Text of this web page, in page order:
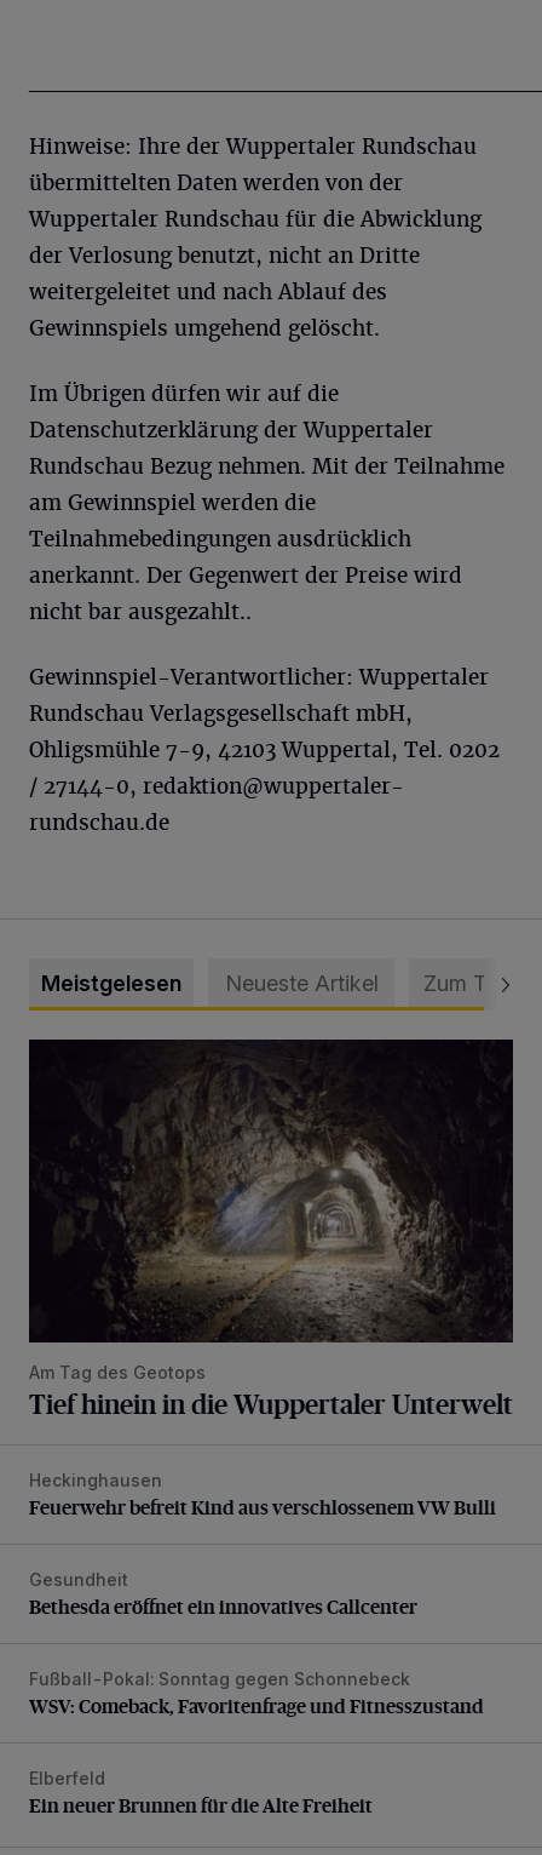
Hinweise: Ihre der Wuppertaler Rundschau
übermittelten Daten werden von der
Wuppertaler Rundschau für die Abwicklung
der Verlosung benutzt, nicht an Dritte
weitergeleitet und nach Ablauf des
Gewinnspiels umgehend gelöscht.
Im Übrigen dürfen wir auf die
Datenschutzerklärung der Wuppertaler
Rundschau Bezug nehmen. Mit der Teilnahme
am Gewinnspiel werden die
Teilnahmebedingungen ausdrücklich
anerkannt. Der Gegenwert der Preise wird
nicht bar ausgezahlt..
Gewinnspiel-Verantwortlicher: Wuppertaler
Rundschau Verlagsgesellschaft mbH,
Ohligsmühle 7-9, 42103 Wuppertal, Tel. 0202
/ 27144-0, redaktion@wuppertaler-
rundschau.de
Meistgelesen Neueste Artikel Zum Thema
Am Tag des Geotops
Tief hinein in die Wuppertaler Unterwelt
Feuerwehr befreit Kind aus verschlossenem VW Bulli
Heckinghausen
Feuerwehr befreit Kind aus verschlossenem VW Bulli
Bethesda eröffnet ein innovatives Callcenter
Gesundheit
Bethesda eröffnet ein innovatives Callcenter
WSV: Comeback, Favoritenfrage und Fitnesszustand
Fußball-Pokal: Sonntag gegen Schonnebeck
WSV: Comeback, Favoritenfrage und Fitnesszustand
Ein neuer Brunnen für die Alte Freiheit
Elberfeld
Ein neuer Brunnen für die Alte Freiheit